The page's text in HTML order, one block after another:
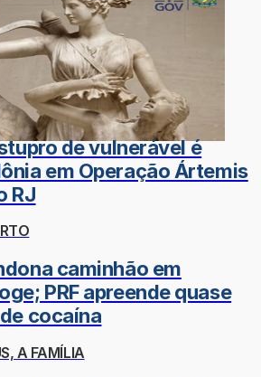
de vulnerável é
em Operação Ártemis
RJ
caminhão em
PRF apreende quase
cocaína
A FAMÍLIA